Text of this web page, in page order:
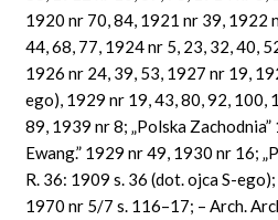
1920 nr 70, 84, 1921 nr 39, 1922
44, 68, 77, 1924 nr 5, 23, 32, 40,
1926 nr 24, 39, 53, 1927 nr 19,
ego), 1929 nr 19, 43, 80, 92, 100,
89, 1939 nr 8; „Polska Zachodnia”
Ewang.” 1929 nr 49, 1930 nr 16;
R. 36: 1909 s. 36 (dot. ojca S-ego);
1970 nr 5/7 s. 116–17; – Arch.